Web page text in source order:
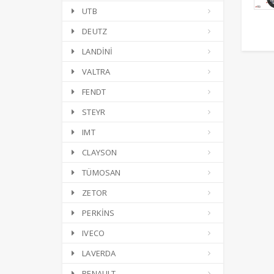
UTB
DEUTZ
LANDİNİ
VALTRA
FENDT
STEYR
IMT
CLAYSON
TÜMOSAN
ZETOR
PERKİNS
IVECO
LAVERDA